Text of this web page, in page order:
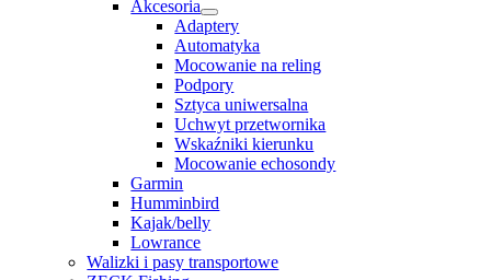
Akcesoria
Adaptery
Automatyka
Mocowanie na reling
Podpory
Sztyca uniwersalna
Uchwyt przetwornika
Wskaźniki kierunku
Mocowanie echosondy
Garmin
Humminbird
Kajak/belly
Lowrance
Walizki i pasy transportowe